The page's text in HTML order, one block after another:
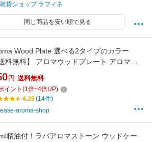
雑貨ショップ ラフィネ
同じ商品を安い順で見る
Wood Plate 選べる2タイプのカラー
送料無料】 アロマウッドプレート アロマプ
ト 木 革 レザー ウッド ディフューザー 簡
香器具 精油を垂らすだけ！ 手軽 簡単 アロ
アロマグッズ グッズ アロマウッド
円 送料無料
イント (1倍+4倍UP)
4.29(14件)
ease-aroma-shop
精油付！ラバアロマストーン ウッドケー